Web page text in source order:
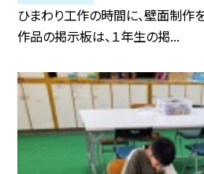
ひまわり工作の時間に、壁面制作
作品の掲示板は、１年生の掲...